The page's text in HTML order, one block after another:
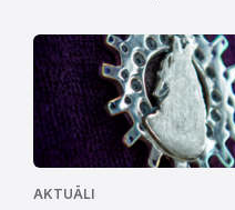
AKTUĀLI